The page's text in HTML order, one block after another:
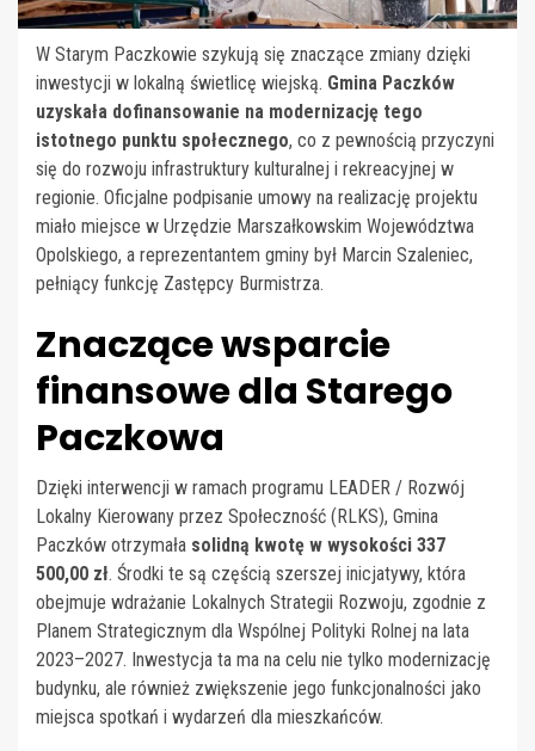
W Starym Paczkowie szykują się znaczące zmiany dzięki
inwestycji w lokalną świetlicę wiejską. Gmina Paczków
uzyskała dofinansowanie na modernizację tego
istotnego punktu społecznego, co z pewnością przyczyni
się do rozwoju infrastruktury kulturalnej i rekreacyjnej w
regionie. Oficjalne podpisanie umowy na realizację projektu
miało miejsce w Urzędzie Marszałkowskim Województwa
Opolskiego, a reprezentantem gminy był Marcin Szaleniec,
pełniący funkcję Zastępcy Burmistrza.
Znaczące wsparcie
finansowe dla Starego
Paczkowa
Dzięki interwencji w ramach programu LEADER / Rozwój
Lokalny Kierowany przez Społeczność (RLKS), Gmina
Paczków otrzymała solidną kwotę w wysokości 337
500,00 zł. Środki te są częścią szerszej inicjatywy, która
obejmuje wdrażanie Lokalnych Strategii Rozwoju, zgodnie z
Planem Strategicznym dla Wspólnej Polityki Rolnej na lata
2023–2027. Inwestycja ta ma na celu nie tylko modernizację
budynku, ale również zwiększenie jego funkcjonalności jako
miejsca spotkań i wydarzeń dla mieszkańców.